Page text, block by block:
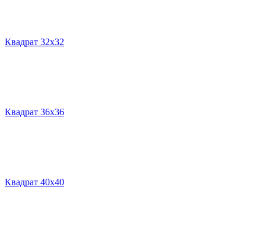
Квадрат 32х32
Квадрат 36х36
Квадрат 40х40